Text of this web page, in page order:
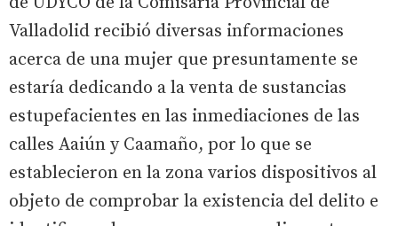
Valladolid recibió diversas informaciones
acerca de una mujer que presuntamente se
estaría dedicando a la venta de sustancias
estupefacientes en las inmediaciones de las
calles Aaiún y Caamaño, por lo que se
establecieron en la zona varios dispositivos al
objeto de comprobar la existencia del delito e